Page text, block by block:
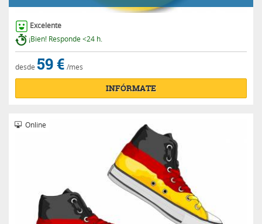
Excelente
¡Bien! Responde <24 h.
desde 59 € /mes
INFÓRMATE
Online